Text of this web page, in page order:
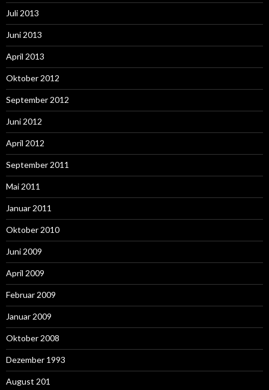
Juli 2013
Juni 2013
April 2013
Oktober 2012
September 2012
Juni 2012
April 2012
September 2011
Mai 2011
Januar 2011
Oktober 2010
Juni 2009
April 2009
Februar 2009
Januar 2009
Oktober 2008
Dezember 1993
August 201